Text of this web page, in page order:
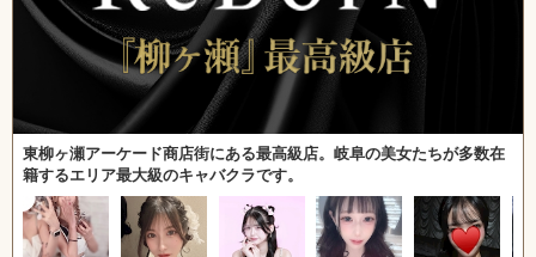
東柳ヶ瀬アーケード商店街にある最高級店。岐阜の美女たちが多数在
籍するエリア最大級のキャバクラです。